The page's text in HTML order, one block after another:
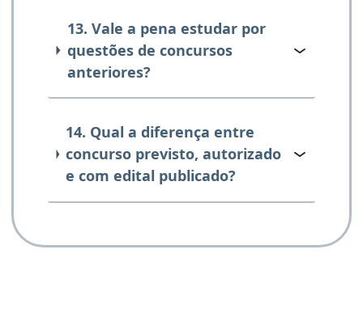
13. Vale a pena estudar por
questões de concursos
anteriores?
14. Qual a diferença entre
concurso previsto, autorizado
e com edital publicado?